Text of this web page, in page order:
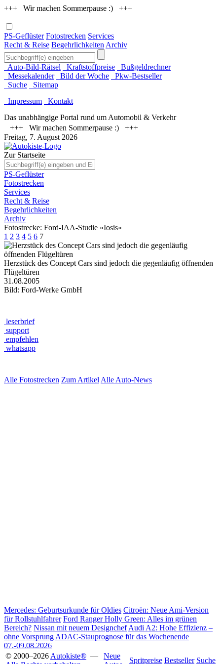
+++ Wir machen Sommerpause :) +++
PS-Geflüster Fotostrecken Services
Recht & Reise Begehrlichkeiten Archiv
Auto-Bild-Rätsel Kraftstoffpreise
Bußgeldrechner
Messekalender
Bild der Woche
Pkw-Bestseller
Suche
Sitemap
Impressum
Kontakt
Das unabhängige Portal rund um Automobil & Verkehr
+++ Wir machen Sommerpause :) +++
Freitag, 7. August 2026
Zur Startseite
PS-Geflüster
Fotostrecken
Services
Recht & Reise
Begehrlichkeiten
Archiv
Fotostrecke: Ford-IAA-Studie »Iosis«
1 2 3 4 5 6 7
Herzstück des Concept Cars sind jedoch die gegenläufig öffnenden
Flügeltüren
31.08.2005
Bild: Ford-Werke GmbH
leserbrief
support
empfehlen
whatsapp
Alle Fotostrecken Zum Artikel Alle Auto-News
Mercedes: Geburtsurkunde für Oldies Citroën: Neue Ami-Version
für Rollstuhlfahrer Ford Ranger Holly Green: Alles im grünen
Bereich? Nissan mit neuem Designchef Audi A2: Hohe Effizienz –
ohne Vorsprung ADAC-Stauprognose für das Wochenende
07.-09.08.2026
© 2000–2026 Autokiste® —
Neue
Spritpreise Bestseller Suche